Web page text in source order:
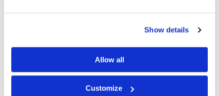
Show details
Allow all
Customize
monde du camping-car en Suède, il s'agit
aussi de découvrir les petits coins de
et de soutenir les petites entreprises
Dans un nouvel article publié sur